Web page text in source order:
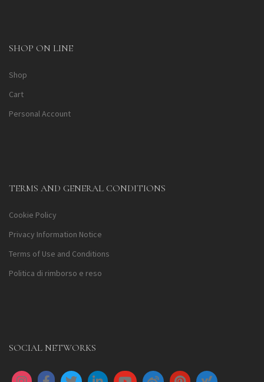
SHOP ON LINE
Shop
Cart
Personal Account
TERMS AND GENERAL CONDITIONS
Cookie Policy
Privacy Information Notice
Terms of Use and Conditions
Politica di rimborso e reso
SOCIAL NETWORKS